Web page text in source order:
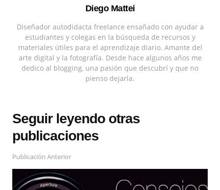
Diego Mattei
Diseñador autodidacta freelance ensañado con ayudar a
estudiantes y colegas en la búsqueda de recursos y
materiales útiles para el aprendizaje diario. Amante del
arte digital y la fotografía. Desde hace algunos años me
dedico al blogging, una pasión que descubrí y que no
pienso dejarla.
Seguir leyendo otras
publicaciones
Publicación Anterior